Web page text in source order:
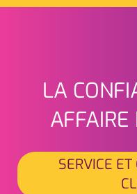
Seitenfuss
LA
SERVICE